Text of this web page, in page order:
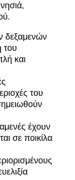
δεξαμενών
του
και
του
έχουν
σε ποικίλα